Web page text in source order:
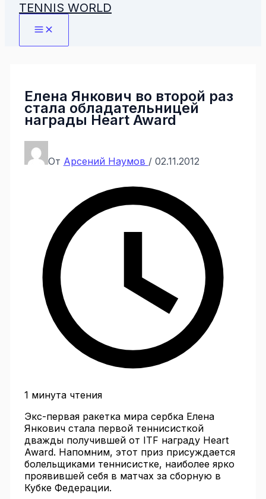
TENNIS WORLD
Елена Янкович во второй раз
стала обладательницей
награды Heart Award
От Арсений Наумов / 02.11.2012
1 минута чтения
Экс-первая ракетка мира сербка Елена
Янкович стала первой теннисисткой
дважды получившей от ITF награду Heart
Award. Напомним, этот приз присуждается
болельщиками теннисистке, наиболее ярко
проявившей себя в матчах за сборную в
Кубке Федерации.